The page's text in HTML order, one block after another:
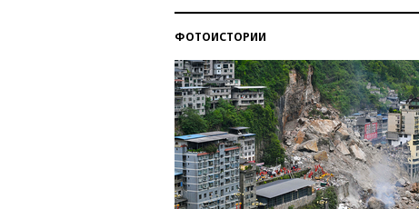
ФОТОИСТОРИИ